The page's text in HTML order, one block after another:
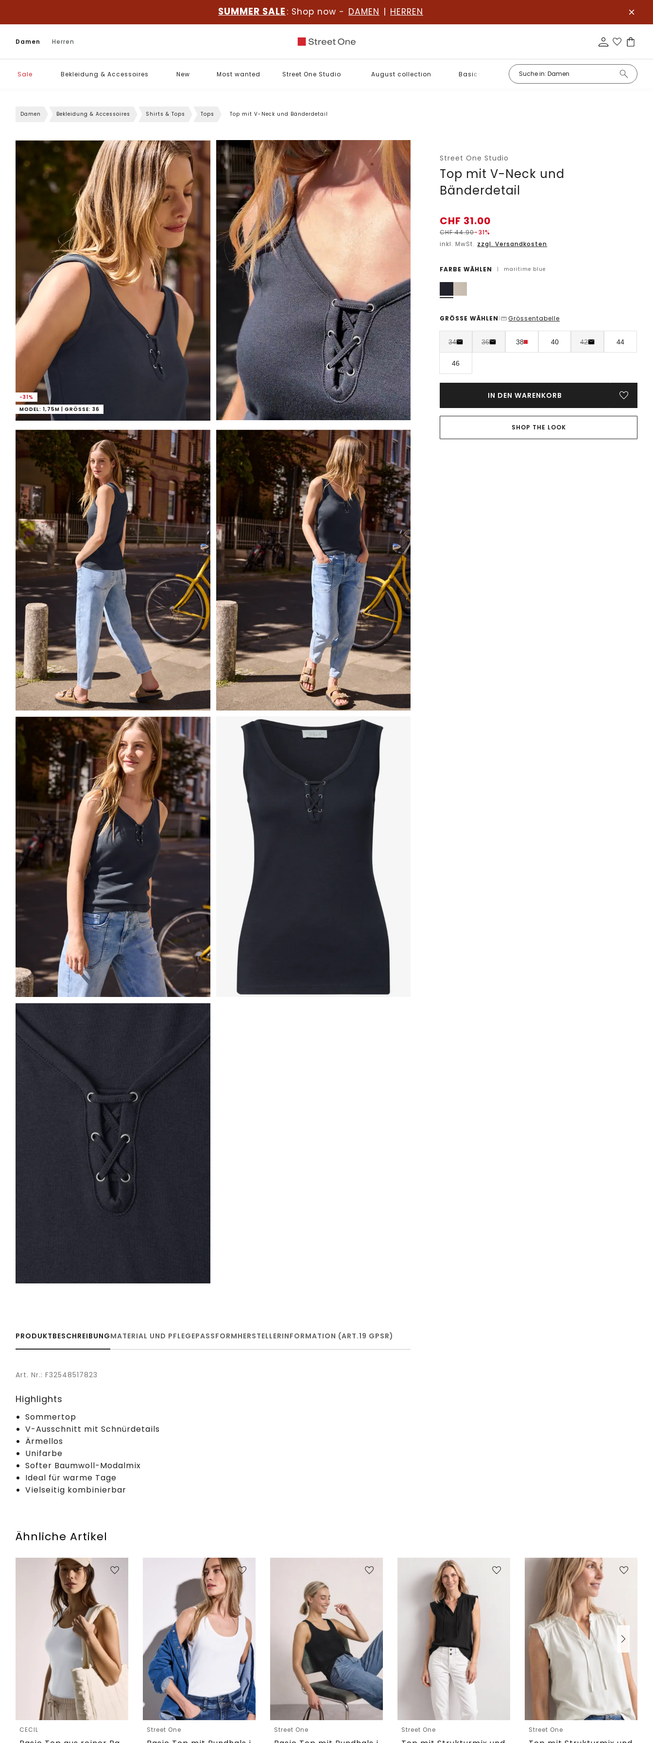
SUMMER SALE : Shop now - DAMEN | HERREN
Damen Herren
Sale Bekleidung & Accessoires New Most wanted Street One Studio August collection Basics
Damen Bekleidung & Accessoires Shirts & Tops Tops Top mit V-Neck und Bänderdetail
-31%
MODEL: 1,75M | GRÖSSE: 36
Street One Studio
Top mit V-Neck und
Bänderdetail
CHF 31.00
CHF44.90-31%
inkl. MwSt. zzgl. Versandkosten
FARBE WÄHLEN | maritime blue
GRÖSSE WÄHLEN | Grössentabelle
34 36 38 40 42 44
46
IN DEN WARENKORB
SHOP THE LOOK
PRODUKTBESCHREIBUNGMATERIAL UND PFLEGEPASSFORMHERSTELLERINFORMATION (ART.19 GPSR)
Art. Nr.: F32548517823
Highlights
Sommertop
V-Ausschnitt mit Schnürdetails
Ärmellos
Unifarbe
Softer Baumwoll-Modalmix
Ideal für warme Tage
Vielseitig kombinierbar
Ähnliche Artikel
CECIL Street One Street One Street One Street One